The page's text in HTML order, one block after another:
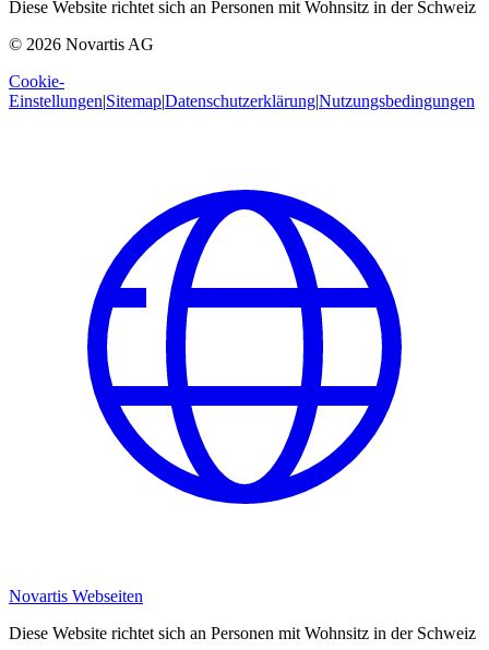
Diese Website richtet sich an Personen mit Wohnsitz in der Schweiz
© 2026 Novartis AG
Cookie-
Einstellungen|Sitemap|Datenschutzerklärung|Nutzungsbedingungen
Novartis Webseiten
Diese Website richtet sich an Personen mit Wohnsitz in der Schweiz